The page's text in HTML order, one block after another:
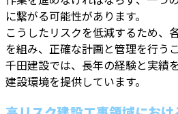
に繋がる可能性があります。
こうしたリスクを低減するため、
を組み、正確な計画と管理を行う
千田建設では、長年の経験と実績
建設環境を提供しています。